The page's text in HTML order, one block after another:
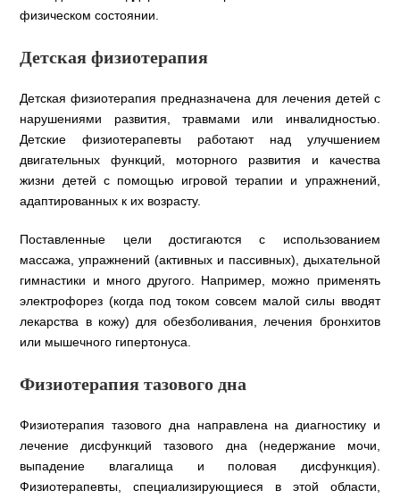
физическом состоянии.
Детская физиотерапия
Детская физиотерапия предназначена для лечения детей с
нарушениями развития, травмами или инвалидностью.
Детские физиотерапевты работают над улучшением
двигательных функций, моторного развития и качества
жизни детей с помощью игровой терапии и упражнений,
адаптированных к их возрасту.
Поставленные цели достигаются с использованием
массажа, упражнений (активных и пассивных), дыхательной
гимнастики и много другого. Например, можно применять
электрофорез (когда под током совсем малой силы вводят
лекарства в кожу) для обезболивания, лечения бронхитов
или мышечного гипертонуса.
Физиотерапия тазового дна
Физиотерапия тазового дна направлена ​​на диагностику и
лечение дисфункций тазового дна (недержание мочи,
выпадение влагалища и половая дисфункция).
Физиотерапевты, специализирующиеся в этой области,